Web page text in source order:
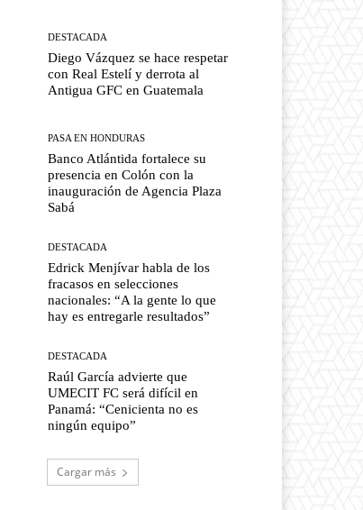
DESTACADA
Diego Vázquez se hace respetar
con Real Estelí y derrota al
Antigua GFC en Guatemala
PASA EN HONDURAS
Banco Atlántida fortalece su
presencia en Colón con la
inauguración de Agencia Plaza
Sabá
DESTACADA
Edrick Menjívar habla de los
fracasos en selecciones
nacionales: “A la gente lo que
hay es entregarle resultados”
DESTACADA
Raúl García advierte que
UMECIT FC será difícil en
Panamá: “Cenicienta no es
ningún equipo”
Cargar más